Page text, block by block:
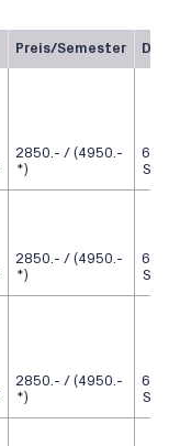
Preis/Semester
2850.- / (4950.-
*)
6
2850.- / (4950.-
*)
6
2850.- / (4950.-
*)
6